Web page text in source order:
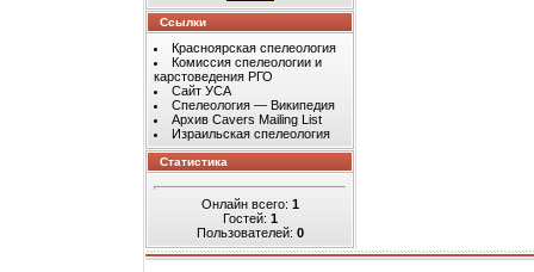
Ссылки
Красноярская спелеология
Комиссия спелеологии и
карстоведения РГО
Сайт УСА
Спелеология — Википедия
Архив Cavers Mailing List
Израильская спелеология
Статистика
Онлайн всего: 1
Гостей: 1
Пользователей: 0